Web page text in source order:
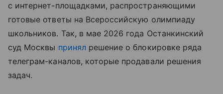
с интернет-площадками, распространяющими
готовые ответы на Всероссийскую олимпиаду
школьников. Так, в мае 2026 года Останкинский
суд Москвы принялрешение о блокировке ряда
телеграм-каналов, которые продавали решения
задач.